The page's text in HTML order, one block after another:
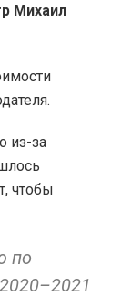
Михаил
из-за
чтобы
по